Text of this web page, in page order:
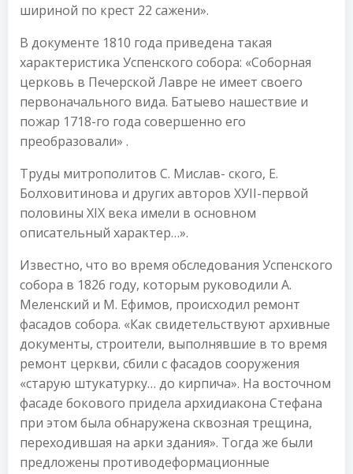
шириной по крест 22 сажени».
В документе 1810 года приведена такая
характеристика Успенского собора: «Соборная
церковь в Печерской Лавре не имеет своего
первоначального вида. Батыево нашествие и
пожар 1718-го года совершенно его
преобразовали» .
Труды митрополитов С. Мислав- ского, Е.
Болховитинова и других авторов ХУІІ-первой
половины XIX века имели в основном
описательный характер…».
Известно, что во время обследования Успенского
собора в 1826 году, которым руководили А.
Меленский и М. Ефимов, происходил ремонт
фасадов собора. «Как свидетельствуют архивные
документы, строители, выполнявшие в то время
ремонт церкви, сбили с фасадов сооружения
«старую штукатурку… до кирпича». На восточном
фасаде бокового придела архидиакона Стефана
при этом была обнаружена сквозная трещина,
переходившая на арки здания». Тогда же были
предложены противодеформационные